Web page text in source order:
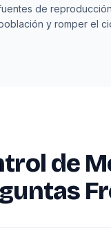
de
y romper el
de